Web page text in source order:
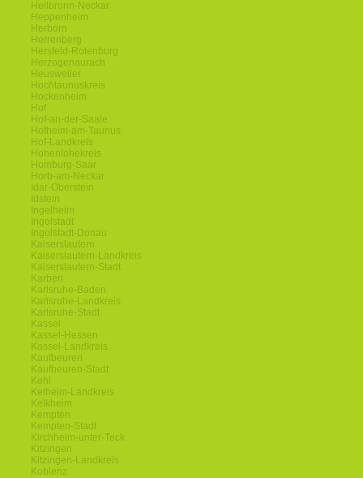
Heilbronn-Neckar
Heppenheim
Herborn
Herrenberg
Hersfeld-Rotenburg
Herzogenaurach
Heusweiler
Hochtaunuskreis
Hockenheim
Hof
Hof-an-der-Saale
Hofheim-am-Taunus
Hof-Landkreis
Hohenlohekreis
Homburg-Saar
Horb-am-Neckar
Idar-Oberstein
Idstein
Ingelheim
Ingolstadt
Ingolstadt-Donau
Kaiserslautern
Kaiserslautern-Landkreis
Kaiserslautern-Stadt
Karben
Karlsruhe-Baden
Karlsruhe-Landkreis
Karlsruhe-Stadt
Kassel
Kassel-Hessen
Kassel-Landkreis
Kaufbeuren
Kaufbeuren-Stadt
Kehl
Kelheim-Landkreis
Kelkheim
Kempten
Kempten-Stadt
Kirchheim-unter-Teck
Kitzingen
Kitzingen-Landkreis
Koblenz